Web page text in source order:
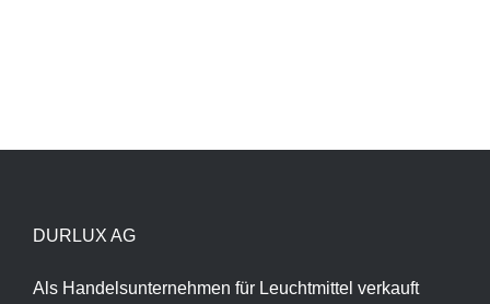
DURLUX AG
Als Handelsunternehmen für Leuchtmittel verkauft